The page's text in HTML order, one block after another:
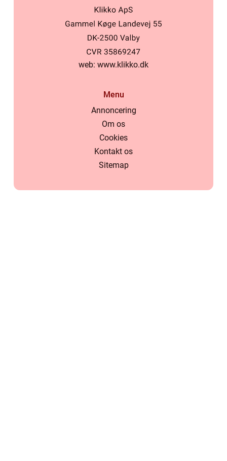
web: www.klikko.dk
Menu
Annoncering
Om os
Cookies
Kontakt os
Sitemap